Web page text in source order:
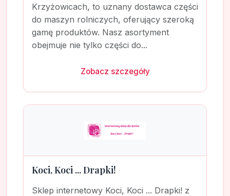
Krzyżowicach, to uznany dostawca części
do maszyn rolniczych, oferujący szeroką
gamę produktów. Nasz asortyment
obejmuje nie tylko części do...
Zobacz szczegóły
Koci, Koci ... Drapki!
Sklep internetowy Koci, Koci ... Drapki! z